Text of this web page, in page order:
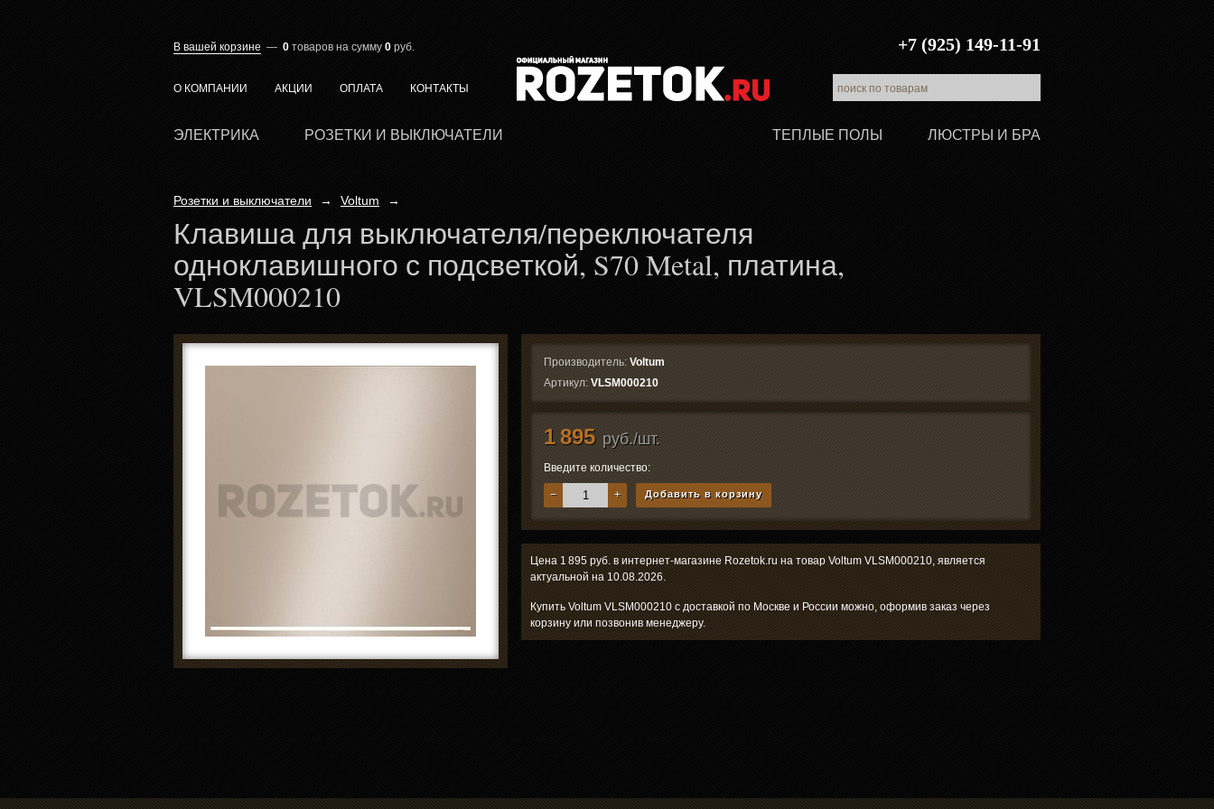
В вашей корзине — 0 товаров на сумму 0 руб. +7 (925) 149-11-91
О КОМПАНИИ АКЦИИ ОПЛАТА КОНТАКТЫ
ЭЛЕКТРИКА РОЗЕТКИ И ВЫКЛЮЧАТЕЛИ ЛЮСТРЫ И БРА
ТЕПЛЫЕ ПОЛЫ
Розетки и выключатели → Voltum →
Клавиша для выключателя/переключателя
одноклавишного с подсветкой, S70 Metal, платина,
VLSM000210
Производитель: Voltum
Артикул: VLSM000210
1 895 руб./шт.
Введите количество:
− + Добавить в корзину
Цена 1 895 руб. в интернет-магазине Rozetok.ru на товар Voltum VLSM000210, является
актуальной на 10.08.2026.
Купить Voltum VLSM000210 с доставкой по Москве и России можно, оформив заказ через
корзину или позвонив менеджеру.